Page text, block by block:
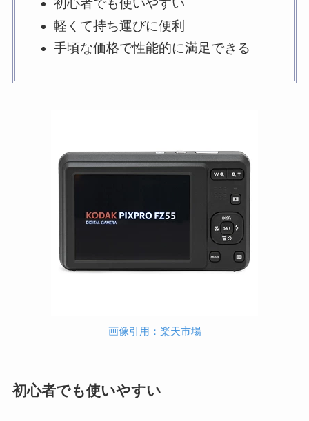
初心者でも使いやすい
軽くて持ち運びに便利
手頃な価格で性能的に満足できる
画像引用：楽天市場
初心者でも使いやすい